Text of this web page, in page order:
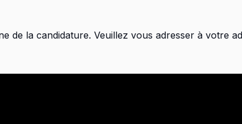
de la candidature. Veuillez vous adresser à votre